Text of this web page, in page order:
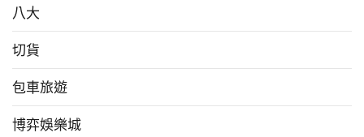
八大
切貨
包車旅遊
博弈娛樂城